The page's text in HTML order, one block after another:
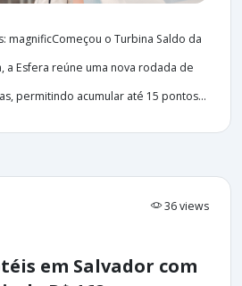
magnificComeçou o Turbina Saldo da
a Esfera reúne uma nova rodada de
permitindo acumular até 15 pontos...
36 views
em Salvador com